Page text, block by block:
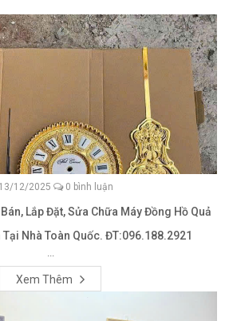
13/12/2025 0 bình luận
Lắp Đặt, Sửa Chữa Máy Đồng Hồ Quả
Tại Nhà Toàn Quốc. ĐT:096.188.2921
...
Xem Thêm